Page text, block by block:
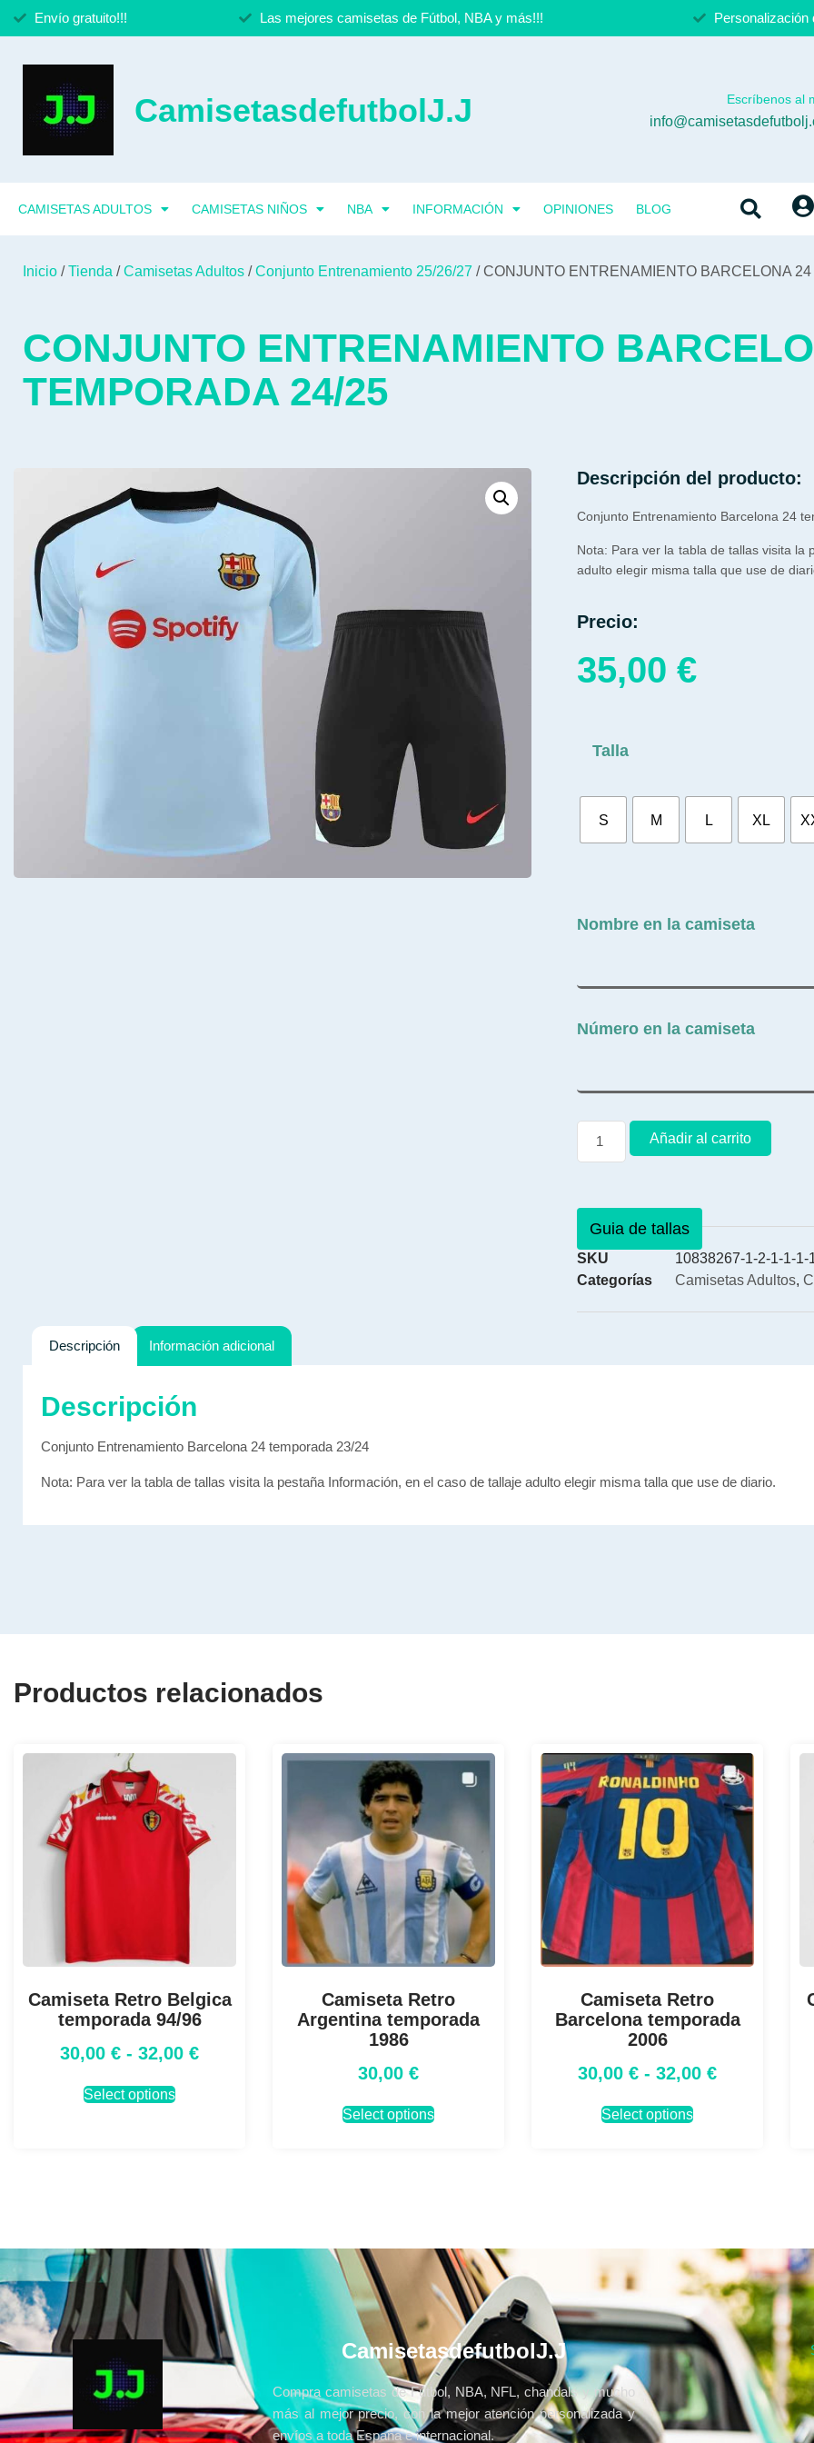
Envío gratuito!!! Las mejores camisetas de Fútbol, NBA y más!!! Personalización
CamisetasdefutbolJ.J Escríbenos al
CAMISETAS ADULTOS CAMISETAS NIÑOS NBA INFORMACIÓN OPINIONES BLOG
Inicio /Tienda /Camisetas Adultos /Conjunto Entrenamiento 25/26/27 / CONJUNTO ENTRENAMIENTO BARCELONA
CONJUNTO ENTRENAMIENTO
TEMPORADA 24/25
Descripción del producto:
Conjunto Entrenamiento Barcelona 24
Nota: Para ver la tabla de tallas visita la
adulto elegir misma talla que use de
Precio:
35,00 €
Talla
S M L XL
Nombre en la camiseta
Número en la camiseta
Añadir al carrito
Guia de tallas
SKU
10838267-1-2-1-1-1-
Categorías
Camisetas Adultos,
Descripción Información adicional
Descripción
Conjunto Entrenamiento Barcelona 24 temporada 23/24
Nota: Para ver la tabla de tallas visita la pestaña Información, en el caso de tallaje adulto elegir misma talla que use de diario.
Productos relacionados
Camiseta Retro Belgica
temporada 94/96
30,00 € - 32,00 €
Select options
Camiseta Retro
Argentina temporada
1986
30,00 €
Select options
Camiseta Retro
Barcelona temporada
2006
30,00 € - 32,00 €
Select options
CamisetasdefutbolJ.J
Compra camisetas de Fútbol, NBA, NFL, chandals y mucho
más al mejor precio, con la mejor atención personalizada y
envíos a toda España e internacional.